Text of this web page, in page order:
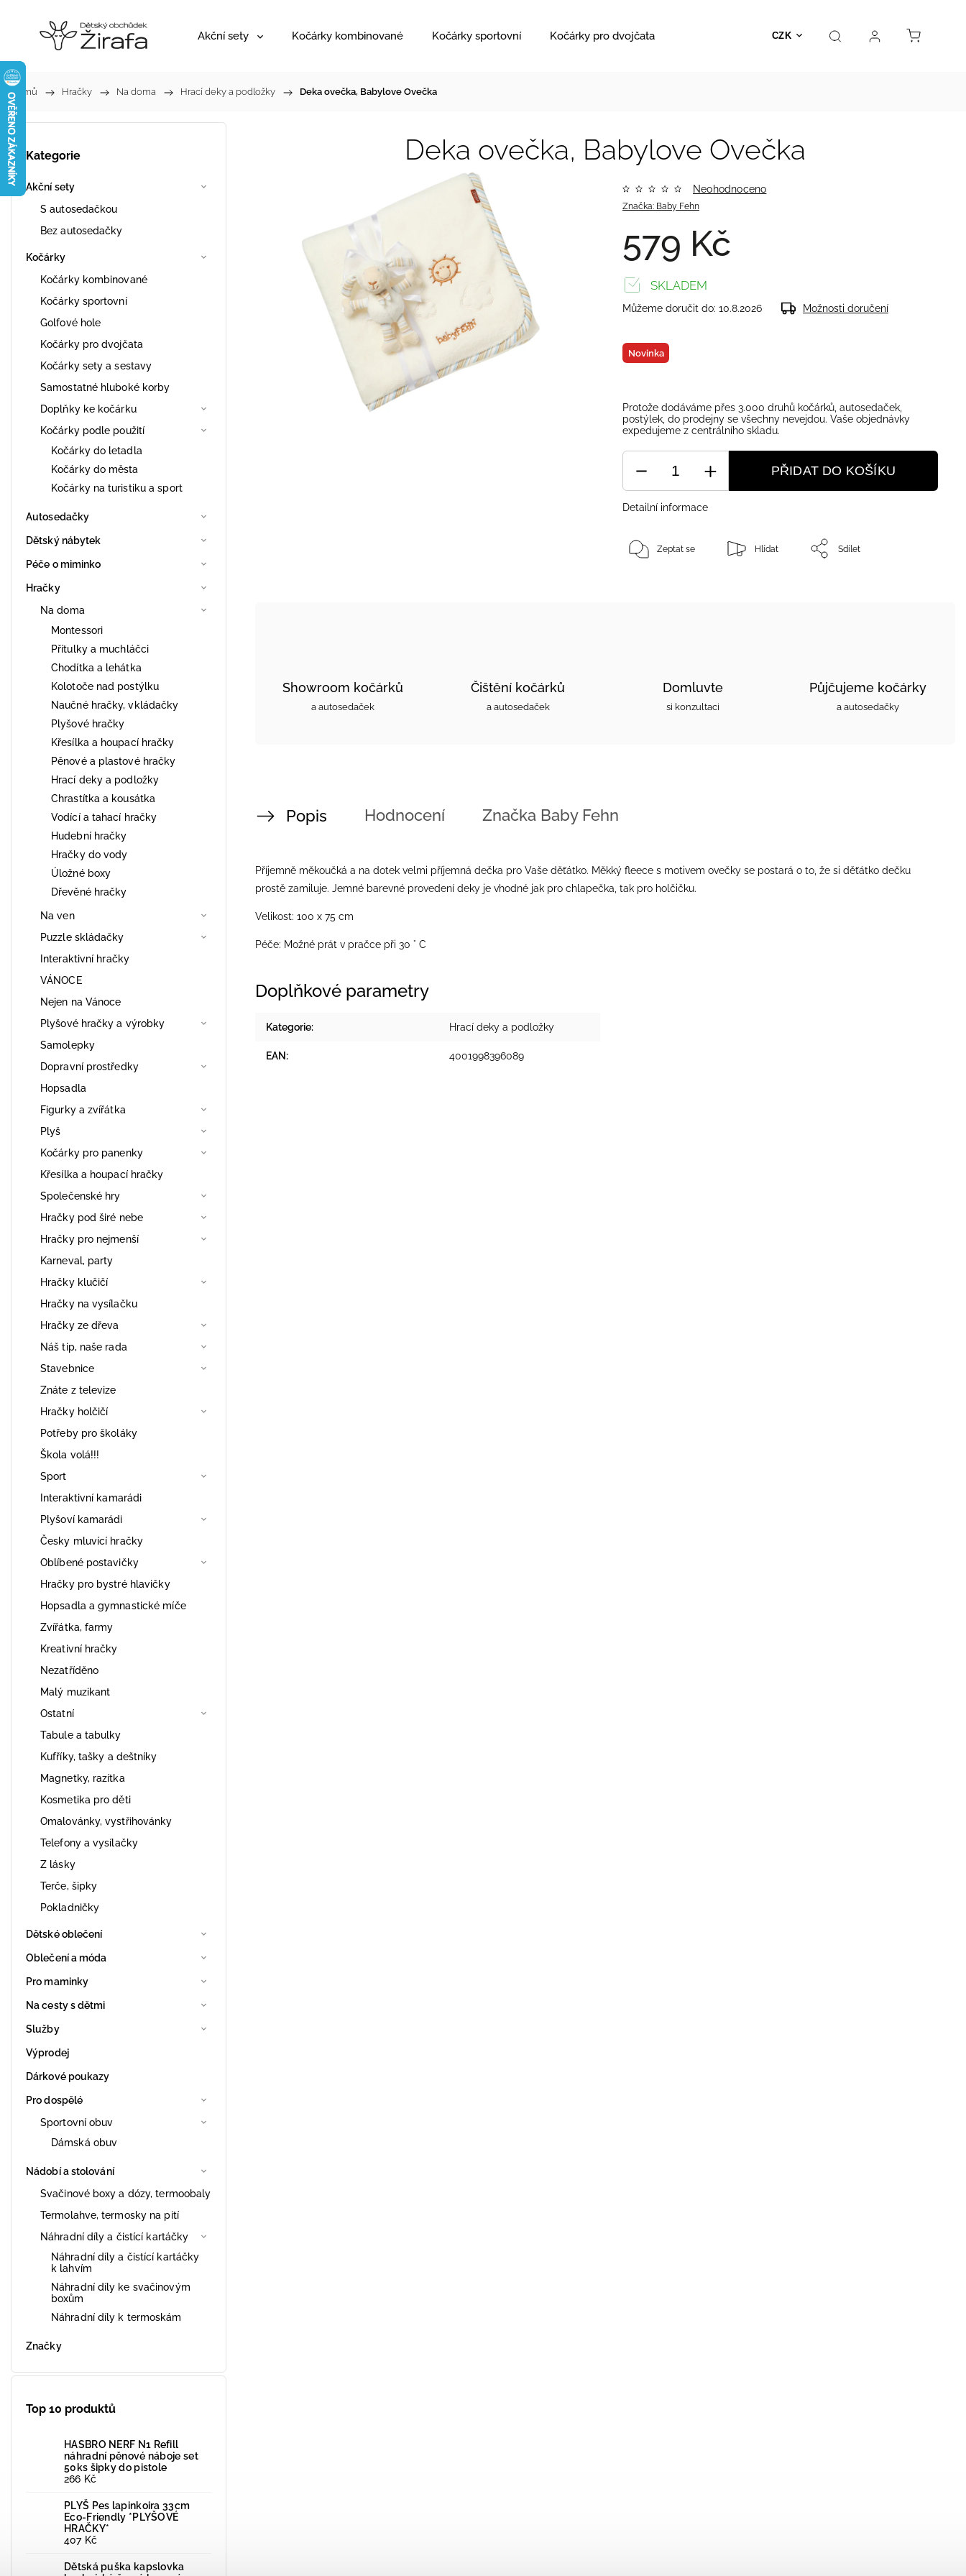
CZK
Akční sety Kočárky kombinované Kočárky sportovní Kočárky pro dvojčata Hračky Prodejna Kontakt
Domů / Hračky / Na doma / Hrací deky a podložky / Deka ovečka, Babylove Ovečka
Kategorie
Akční sety
S autosedačkou
Bez autosedačky
Kočárky
Kočárky kombinované
Kočárky sportovní
Golfové hole
Kočárky pro dvojčata
Kočárky sety a sestavy
Samostatné hluboké korby
Doplňky ke kočárku
Kočárky podle použití
Kočárky do letadla
Kočárky do města
Kočárky na turistiku a sport
Autosedačky
Dětský nábytek
Péče o miminko
Hračky
Na doma
Montessori
Přítulky a muchláčci
Chodítka a lehátka
Kolotoče nad postýlku
Naučné hračky, vkládačky
Plyšové hračky
Křesílka a houpací hračky
Pěnové a plastové hračky
Hrací deky a podložky
Chrastítka a kousátka
Vodící a tahací hračky
Hudební hračky
Hračky do vody
Úložné boxy
Dřevěné hračky
Na ven
Puzzle skládačky
Interaktivní hračky
VÁNOCE
Nejen na Vánoce
Plyšové hračky a výrobky
Samolepky
Dopravní prostředky
Hopsadla
Figurky a zvířátka
Plyš
Kočárky pro panenky
Křesílka a houpací hračky
Společenské hry
Hračky pod širé nebe
Hračky pro nejmenší
Karneval, party
Hračky klučičí
Hračky na vysílačku
Hračky ze dřeva
Náš tip, naše rada
Stavebnice
Znáte z televize
Hračky holčičí
Potřeby pro školáky
Škola volá!!!
Sport
Interaktivní kamarádi
Plyšoví kamarádi
Česky mluvící hračky
Oblíbené postavičky
Hračky pro bystré hlavičky
Hopsadla a gymnastické míče
Zvířátka, farmy
Kreativní hračky
Nezatříděno
Malý muzikant
Ostatní
Tabule a tabulky
Kufříky, tašky a deštníky
Magnetky, razítka
Kosmetika pro děti
Omalovánky, vystřihovánky
Telefony a vysílačky
Z lásky
Terče, šipky
Pokladničky
Dětské oblečení
Oblečení a móda
Pro maminky
Na cesty s dětmi
Služby
Výprodej
Dárkové poukazy
Pro dospělé
Sportovní obuv
Dámská obuv
Nádobí a stolování
Svačinové boxy a dózy, termoobaly
Termolahve, termosky na pití
Náhradní díly a čistící kartáčky
Náhradní díly a čistící kartáčky
k lahvím
Náhradní díly ke svačinovým
boxům
Náhradní díly k termoskám
Značky
Top 10 produktů
HASBRO NERF N1 Refill
náhradní pěnové náboje set
50ks šipky do pistole
266 Kč
PLYŠ Pes lapinkoira 33cm
Eco-Friendly *PLYŠOVÉ
HRAČKY*
407 Kč
Dětská puška kapslovka
Deka ovečka, Babylove Ovečka
Značka: Baby Fehn
Neohodnoceno
579 Kč
Novinka
SKLADEM
Můžeme doručit do: 10.8.2026 Možnosti doručení
Protože dodáváme přes 3.000 druhů kočárků, autosedaček,
postýlek, do prodejny se všechny nevejdou. Vaše objednávky
expedujeme z centrálního skladu.
PŘIDAT DO KOŠÍKU
Detailní informace
Zeptat se Hlídat Sdílet
Showroom kočárků
a autosedaček
Čištění kočárků
a autosedaček
Domluvte
si konzultaci
Půjčujeme kočárky
a autosedačky
Popis Hodnocení Značka Baby Fehn
Příjemně měkoučká a na dotek velmi příjemná dečka pro Vaše děťátko. Měkký fleece s motivem ovečky se postará o to, že si děťátko dečku
prostě zamiluje. Jemné barevné provedení deky je vhodné jak pro chlapečka, tak pro holčičku.
Velikost: 100 x 75 cm
Péče: Možné prát v pračce při 30 ° C
Doplňkové parametry
Kategorie: Hrací deky a podložky
EAN : 4001998396089